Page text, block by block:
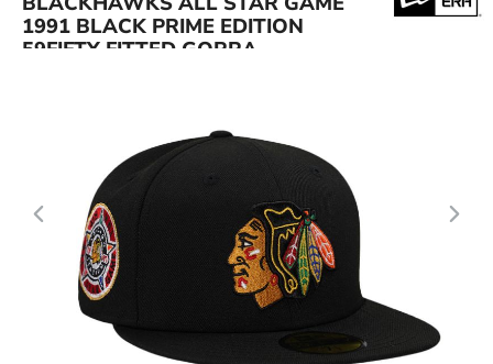
1991 BLACK PRIME EDITION
59FIFTY FITTED GORRA